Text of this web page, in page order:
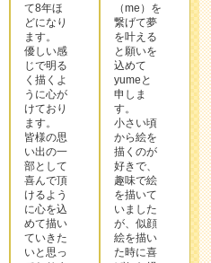
く描くよ
うに心が
けており
ます。
皆様の思
い出の一
部として
喜んで頂
けるよう
に心を込
めて描い
ていきた
いと思っ
ておりま
す。
yumeと
申しま
す。
小さい頃
から絵を
描くのが
好きで、
趣味で絵
を描いて
いました
が、似顔
絵を描い
た時に喜
ばれた経
験から、
似顔絵に
ハマり、
似顔絵師